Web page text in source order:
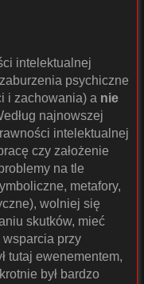
intelektualnej
psychiczne
i zachowania) a nie
najnowszej
intelektualnej
czy założenie
na tle
metafory,
wolniej się
skutków, mieć
wsparcia przy
tutaj ewenementem,
był bardzo